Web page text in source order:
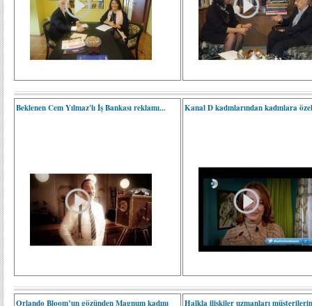
Beklenen Cem Yılmaz'lı İş Bankası reklamı... Kanal D kadınlarından kadınlara
Orlando Bloom’un gözünden Magnum kadını
Halkla ilişkiler uzmanları